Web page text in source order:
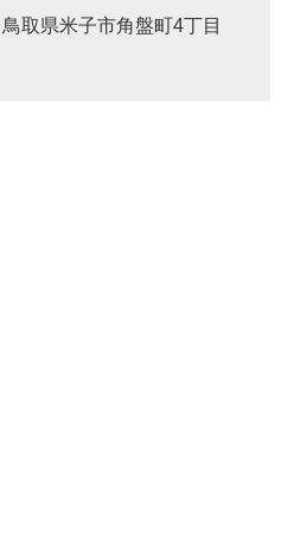
取県米子市角盤町4丁目